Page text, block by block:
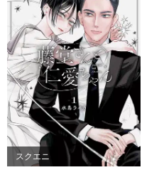
スクエニ